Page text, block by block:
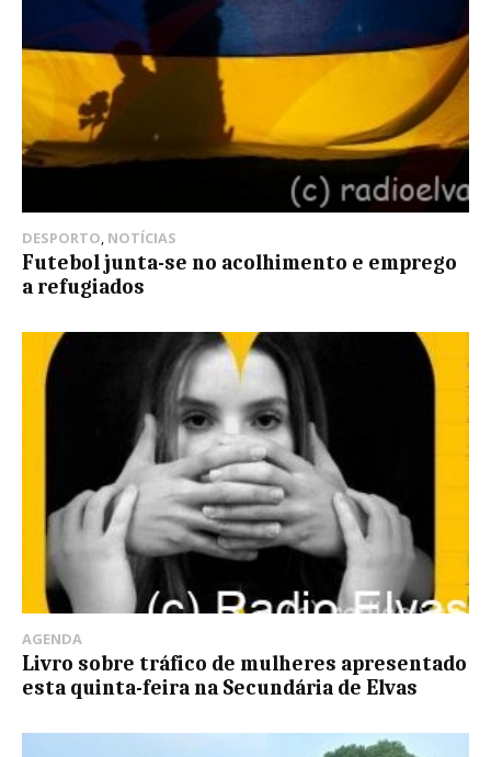
DESPORTO, NOTÍCIAS
Futebol junta-se no acolhimento e emprego
a refugiados
AGENDA
Livro sobre tráfico de mulheres apresentado
esta quinta-feira na Secundária de Elvas